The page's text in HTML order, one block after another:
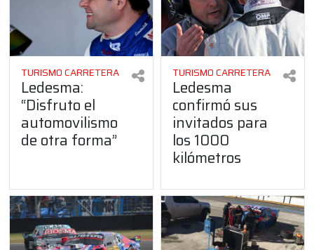
TURISMO CARRETERA
Ledesma:
“Disfruto el
automovilismo
de otra forma”
TURISMO CARRETERA
Ledesma
confirmó sus
invitados para
los 1000
kilómetros